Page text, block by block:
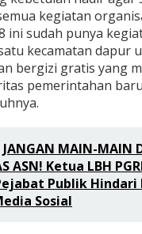
kegiatan
ini sudah punya
kecamatan dapur
bergizi gratis yang
pemerintahan
JANGAN MAIN-MAIN
ASN! Ketua LBH
Publik Hindari
Sosial